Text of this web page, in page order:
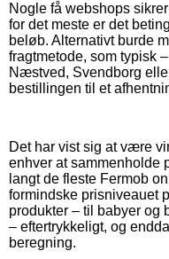
Nogle få webshops
for det meste er det
beløb. Alternativt burde
fragtmetode, som typisk
Næstved, Svendborg
bestillingen til et
Det har vist sig at være
enhver at sammenholde
langt de fleste Fermob
formindske prisniveauet
produkter – til babyer og
– eftertrykkeligt, og
beregning.